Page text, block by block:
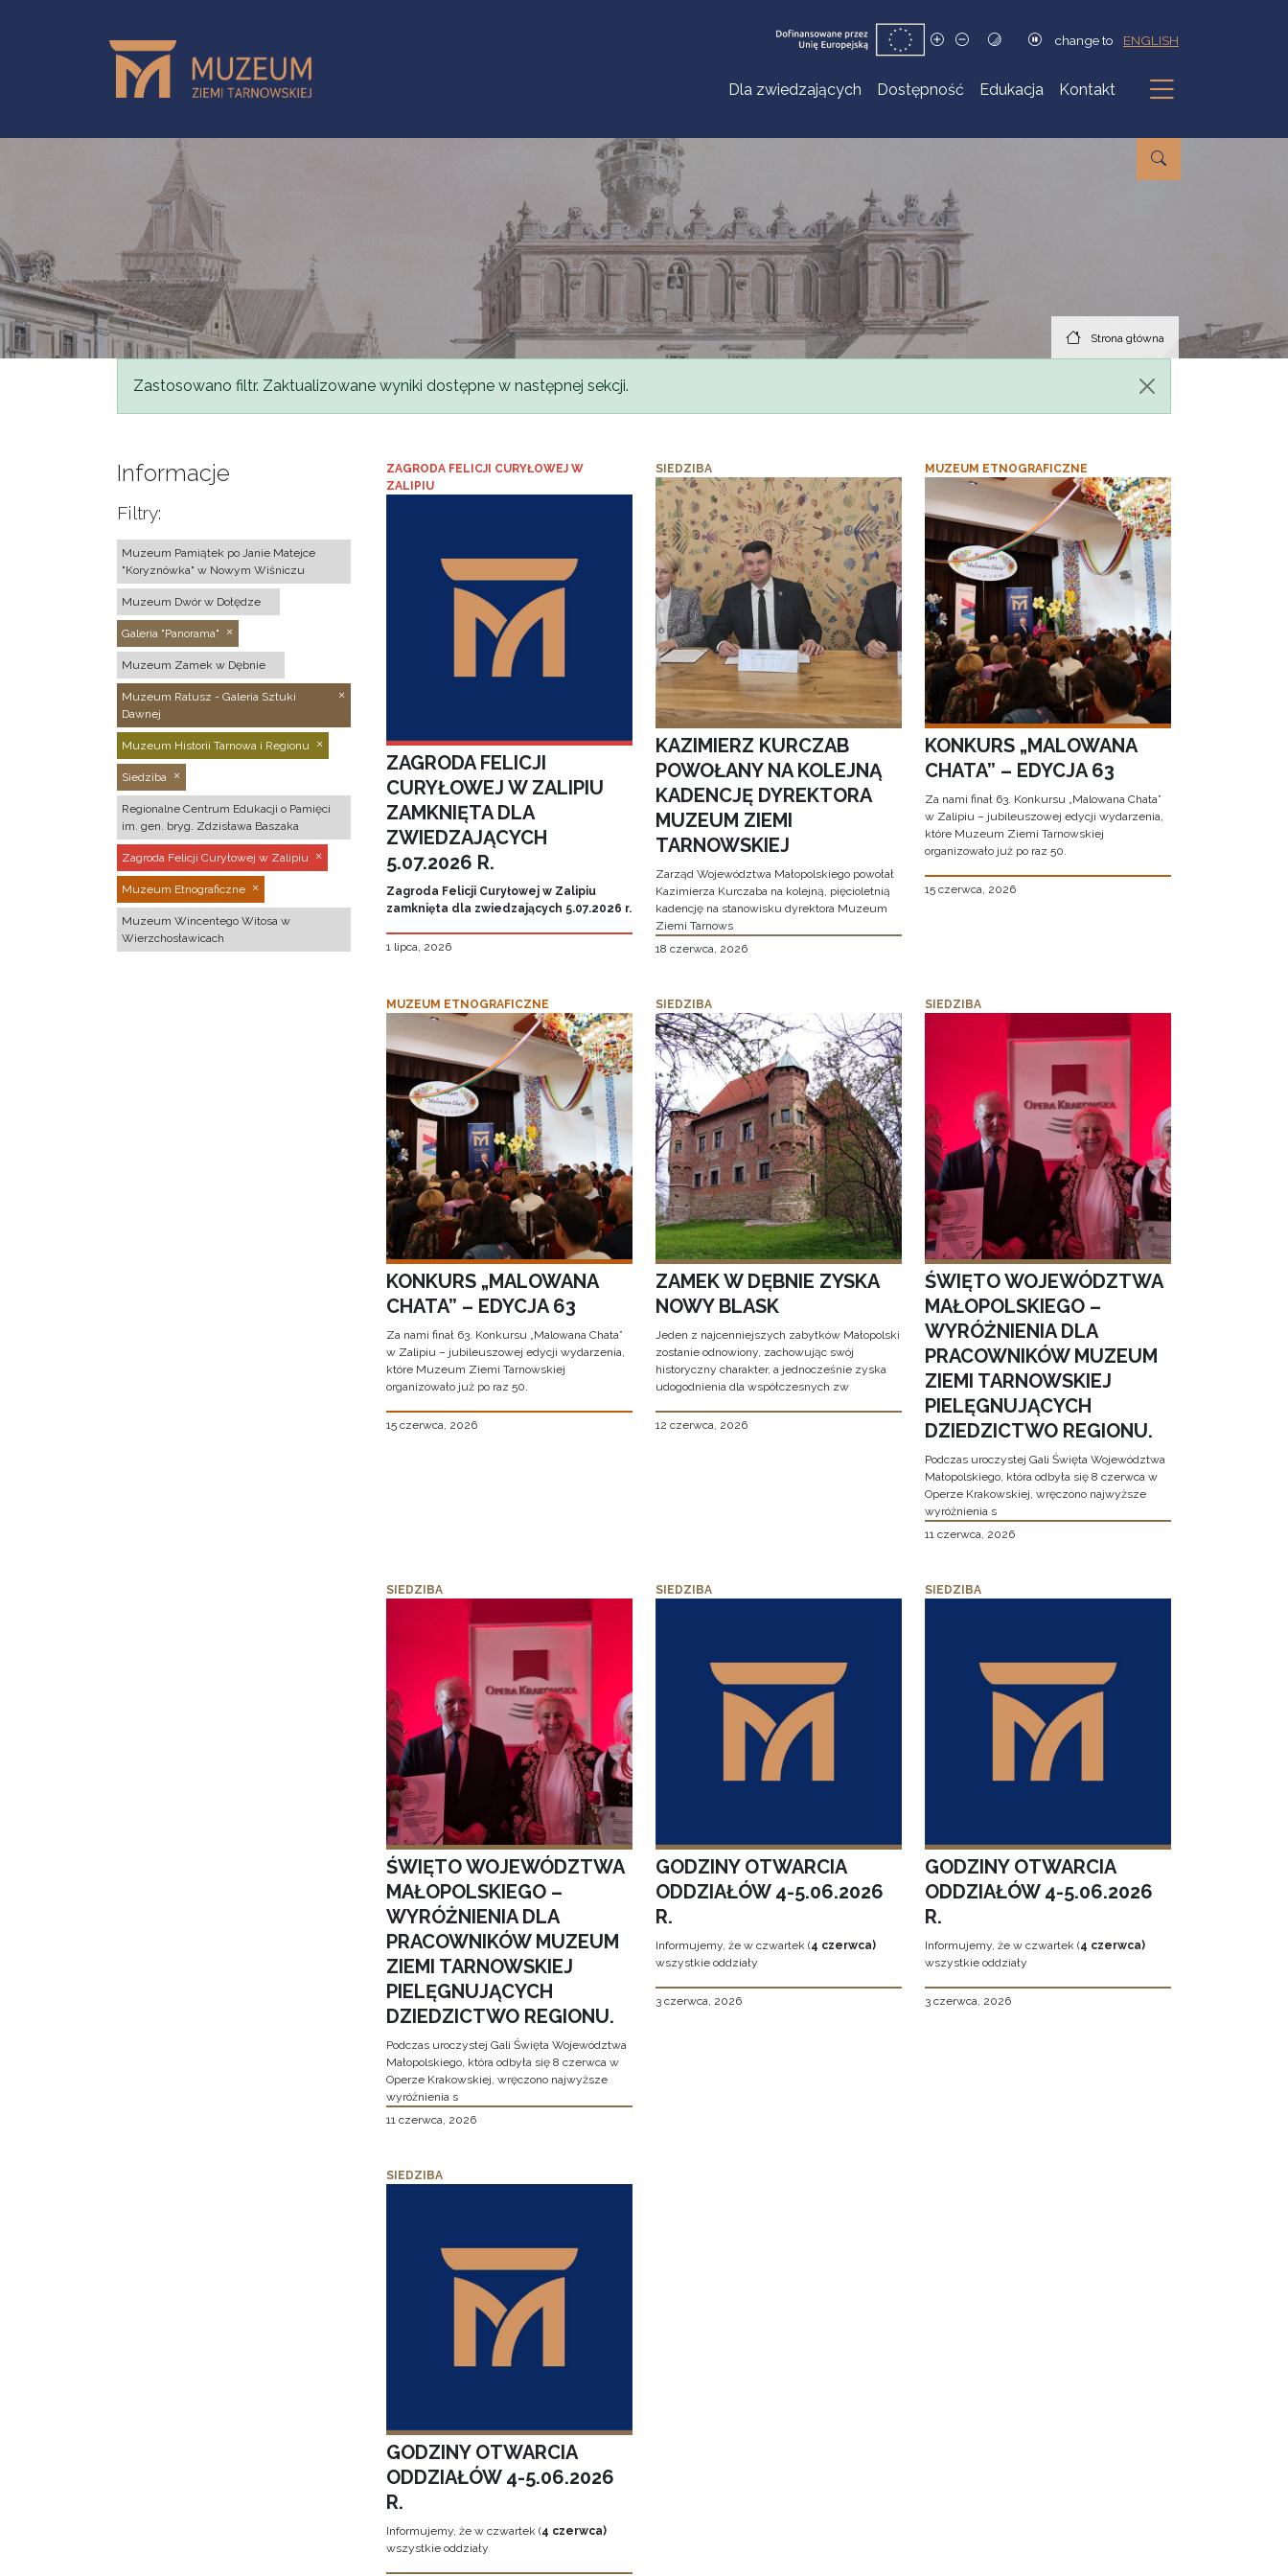
change to ENGLISH
Dla zwiedzających Dostępność Edukacja Kontakt
Podmenu
Strona główna
Komunikat
Zastosowano filtr. Zaktualizowane wyniki dostępne w następnej sekcji.
Informacje
Filtry:
Muzeum Pamiątek po Janie Matejce
"Koryznówka" w Nowym Wiśniczu
Muzeum Dwór w Dołędze
Galeria "Panorama"
Muzeum Zamek w Dębnie
Muzeum Ratusz - Galeria Sztuki
Dawnej
Muzeum Historii Tarnowa i Regionu
Siedziba
Regionalne Centrum Edukacji o Pamięci
im. gen. bryg. Zdzisława Baszaka
Zagroda Felicji Curyłowej w Zalipiu
Muzeum Etnograficzne
Muzeum Wincentego Witosa w
Wierzchosławicach
ZAGRODA FELICJI CURYŁOWEJ W
ZALIPIU
ZAGRODA FELICJI
CURYŁOWEJ W ZALIPIU
ZAMKNIĘTA DLA
ZWIEDZAJĄCYCH
5.07.2026 R.
Zagroda Felicji Curyłowej w Zalipiu
zamknięta dla zwiedzających 5.07.2026 r.
1 lipca, 2026
SIEDZIBA
KAZIMIERZ KURCZAB
POWOŁANY NA KOLEJNĄ
KADENCJĘ DYREKTORA
MUZEUM ZIEMI
TARNOWSKIEJ
Zarząd Województwa Małopolskiego powołał
Kazimierza Kurczaba na kolejną, pięcioletnią
kadencję na stanowisku dyrektora Muzeum
Ziemi Tarnows
18 czerwca, 2026
MUZEUM ETNOGRAFICZNE
KONKURS „MALOWANA
CHATA” – EDYCJA 63
Za nami finał 63. Konkursu „Malowana Chata”
w Zalipiu – jubileuszowej edycji wydarzenia,
które Muzeum Ziemi Tarnowskiej
organizowało już po raz 50.
15 czerwca, 2026
MUZEUM ETNOGRAFICZNE
KONKURS „MALOWANA
CHATA” – EDYCJA 63
Za nami finał 63. Konkursu „Malowana Chata”
w Zalipiu – jubileuszowej edycji wydarzenia,
które Muzeum Ziemi Tarnowskiej
organizowało już po raz 50.
15 czerwca, 2026
SIEDZIBA
ZAMEK W DĘBNIE ZYSKA
NOWY BLASK
Jeden z najcenniejszych zabytków Małopolski
zostanie odnowiony, zachowując swój
historyczny charakter, a jednocześnie zyska
udogodnienia dla współczesnych zw
12 czerwca, 2026
SIEDZIBA
ŚWIĘTO WOJEWÓDZTWA
MAŁOPOLSKIEGO –
WYRÓŻNIENIA DLA
PRACOWNIKÓW MUZEUM
ZIEMI TARNOWSKIEJ
PIELĘGNUJĄCYCH
DZIEDZICTWO REGIONU.
Podczas uroczystej Gali Święta Województwa
Małopolskiego, która odbyła się 8 czerwca w
Operze Krakowskiej, wręczono najwyższe
wyróżnienia s
11 czerwca, 2026
SIEDZIBA
ŚWIĘTO WOJEWÓDZTWA
MAŁOPOLSKIEGO –
WYRÓŻNIENIA DLA
PRACOWNIKÓW MUZEUM
ZIEMI TARNOWSKIEJ
PIELĘGNUJĄCYCH
DZIEDZICTWO REGIONU.
Podczas uroczystej Gali Święta Województwa
Małopolskiego, która odbyła się 8 czerwca w
Operze Krakowskiej, wręczono najwyższe
wyróżnienia s
11 czerwca, 2026
SIEDZIBA
GODZINY OTWARCIA
ODDZIAŁÓW 4-5.06.2026
R.
Informujemy, że w czwartek (4 czerwca)
wszystkie oddziały
3 czerwca, 2026
SIEDZIBA
GODZINY OTWARCIA
ODDZIAŁÓW 4-5.06.2026
R.
Informujemy, że w czwartek (4 czerwca)
wszystkie oddziały
3 czerwca, 2026
SIEDZIBA
GODZINY OTWARCIA
ODDZIAŁÓW 4-5.06.2026
R.
Informujemy, że w czwartek (4 czerwca)
wszystkie oddziały